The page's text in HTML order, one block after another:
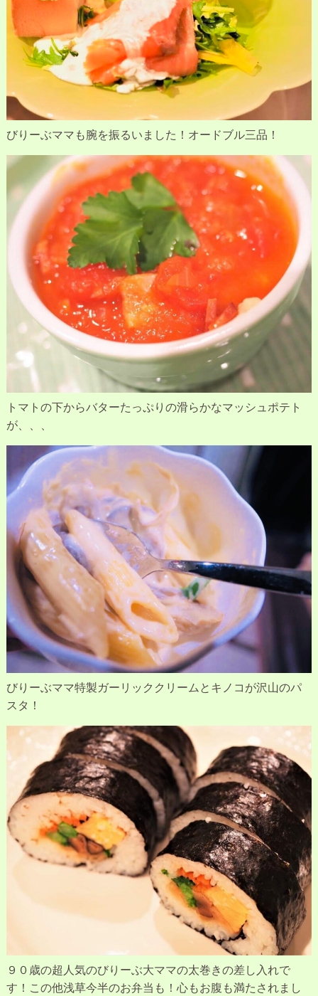
びりーぶママも腕を振るいました！オードブル三品！
トマトの下からバターたっぷりの滑らかなマッシュポテト
が、、、
びりーぶママ特製ガーリッククリームとキノコが沢山のパ
スタ！
９０歳の超人気のびりーぶ大ママの太巻きの差し入れで
す！この他浅草今半のお弁当も！心もお腹も満たされまし